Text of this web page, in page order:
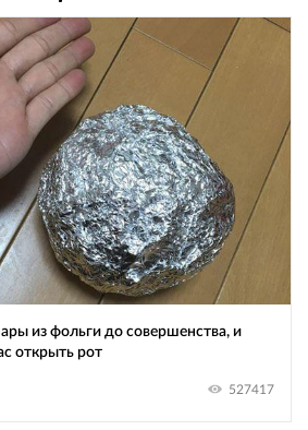
из фольги до совершенства, и
открыть рот
527417